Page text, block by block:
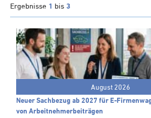
Klienten-Info
Management-Info
Ärzte-Info
Gastronomie-Info
Vermieter-Info
Ergebnisse 1 bis 3
August 2026
Neuer Sachbezug ab 2027 für E-
von Arbeitnehmer​­beiträgen